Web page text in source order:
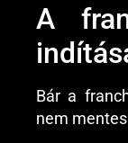
A
Bár a
nem